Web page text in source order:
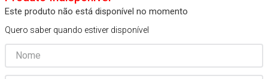
Este produto não está disponível no momento
Quero saber quando estiver disponível
5º Estetoscopio Littmann
6 º Aparelho Pressão
Absorvente Geriatrico
8º Gaze Esteril